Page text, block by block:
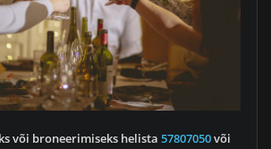
või broneerimiseks helista 57807050või